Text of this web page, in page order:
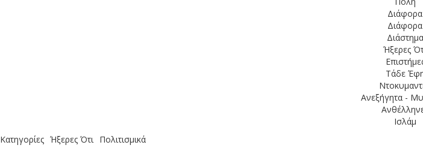
Ελληνίδα φυσικό Ασημίνα Αρβανιτάκη το
θα περνούν πολλά στρατεύματα για την
Διάφορα
Διάφορα
Διάστημα
Ήξερες
Τάδε
Ανεξήγητα -
Ισλάμ
Κατηγορίες Ήξερες Ότι Πολιτισμικά